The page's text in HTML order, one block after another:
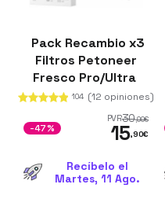
Pack Recambio x3
Filtros Petoneer
Fresco Pro/Ultra
104 (12 opiniones)
PVR30,00€
15,90€
-47%
Recíbelo el
Martes, 11 Ago.